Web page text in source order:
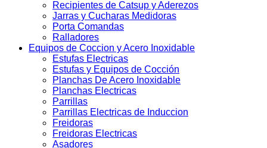
Recipientes de Catsup y Aderezos
Jarras y Cucharas Medidoras
Porta Comandas
Ralladores
Equipos de Coccion y Acero Inoxidable
Estufas Electricas
Estufas y Equipos de Cocción
Planchas De Acero Inoxidable
Planchas Electricas
Parrillas
Parrillas Electricas de Induccion
Freidoras
Freidoras Electricas
Asadores